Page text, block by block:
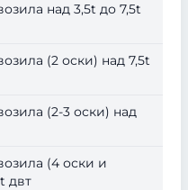
над 3,5t до 7,5t
(2 оски) над 7,5t
(2-3 оски) над
(4 оски и
двт